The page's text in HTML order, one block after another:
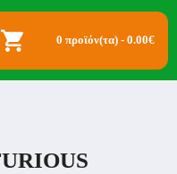
0 προϊόν(τα) - 0.00€